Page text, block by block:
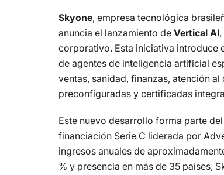
Skyone, empresa tecnológica
anuncia el lanzamiento de Vertical AI
corporativo. Esta iniciativa introduce
de agentes de inteligencia artificial
ventas, sanidad, finanzas, atención
preconfiguradas y certificadas
Este nuevo desarrollo forma parte
financiación Serie C liderada por
ingresos anuales de
% y presencia en más de 35 países,